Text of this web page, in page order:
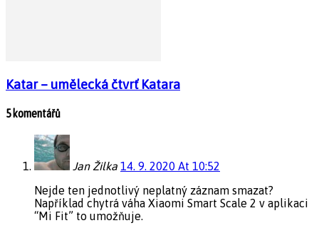
Katar – umělecká čtvrť Katara
5 komentářů
Jan Žilka 14. 9. 2020 At 10:52
Nejde ten jednotlivý neplatný záznam smazat?
Například chytrá váha Xiaomi Smart Scale 2 v aplikaci
“Mi Fit” to umožňuje.